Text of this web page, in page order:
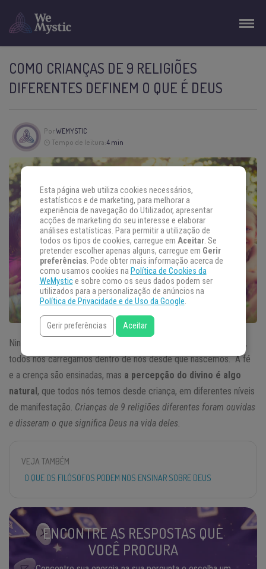
COMO CRIANÇAS DE 9 RELIGIÕES
DIFERENTES DEFINEM O QUE É DEUS
PorWEMYSTIC
Tempo de leitura:4 min
Ninguém nasce com uma religião definida, mas a
,
todos nós carregamos dentro de nós desde que nascemos. A fé
e a crença são ensinadas, mas a percepção do divino é algo
natural, que todos nós temos desde criança, em diferentes níveis
de manifestação. Crianças de 9 religiões diferentes foram ouvidas
e disseram o que significa Deus na vida deles.
VEJA TAMBÉM
O QUE OS FILÓSOFOS PODEM NOS ENSINAR SOBRE DEUS
ENCONTRE AS RESPOSTAS QUE
VOCÊ PROCURA
Esta página web utiliza cookies necessários,
estatísticos e de marketing, para melhorar a
experiência de navegação do Utilizador, apresentar
acções de marketing do seu interesse e elaborar
análises estatísticas. Para permitir a utilização de
todos os tipos de cookies, carregue em Aceitar. Se
pretender escolher apenas alguns, carregue em Gerir
preferências. Pode obter mais informação acerca de
como usamos cookies na Política de Cookies da
WeMystice sobre como os seus dados podem ser
utilizados para a personalização de anúncios na
Política de Privacidade e de Uso da Google.
Gerir preferências Aceitar